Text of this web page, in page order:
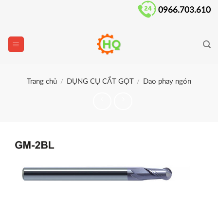
0966.703.610
Trang chủ / DỤNG CỤ CẮT GỌT / Dao phay ngón